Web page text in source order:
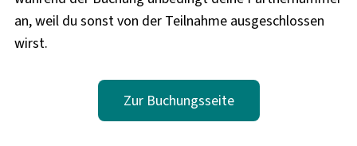
an, weil du sonst von der Teilnahme ausgeschlossen
wirst.
Zur Buchungsseite